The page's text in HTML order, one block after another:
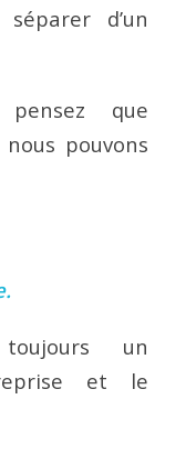
d’un
que
pouvons
un
et le